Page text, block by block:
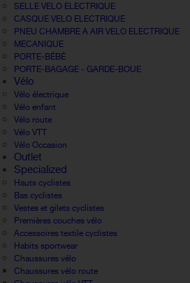
SELLE VELO ELECTRIQUE
CASQUE VELO ELECTRIQUE
PNEU CHAMBRE A AIR VELO ELECTRIQUE
MECANIQUE
PORTE-BÉBÉ
PORTE-BAGAGE - GARDE-BOUE
Vélo
Vélo électrique
Vélo enfant
Vélo route
Vélo VTT
Vélo Occasion
Outlet
Specialized
Hauts cyclistes
Bas cyclistes
Vestes et gilets cyclistes
Premières couches vélo
Accessoires textile cyclistes
Habits sportwear
Chaussures vélo
Chaussures vélo route